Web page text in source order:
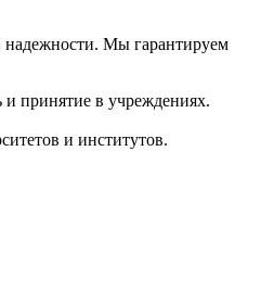
надежности. Мы гарантируем
принятие в учреждениях.
и институтов.